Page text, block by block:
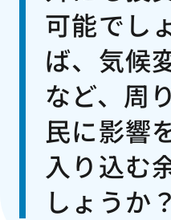
可能でし
ば、気候
など、周
民に影響
入り込む
しょうか？